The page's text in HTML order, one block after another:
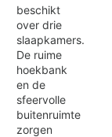
beschikt
over drie
slaapkamers.
De ruime
hoekbank
en de
sfeervolle
buitenruimte
zorgen